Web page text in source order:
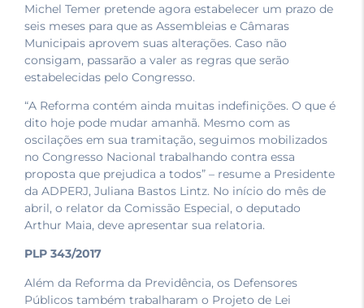
Michel Temer pretende agora estabelecer um prazo de
seis meses para que as Assembleias e Câmaras
Municipais aprovem suas alterações. Caso não
consigam, passarão a valer as regras que serão
estabelecidas pelo Congresso.
“A Reforma contém ainda muitas indefinições. O que é
dito hoje pode mudar amanhã. Mesmo com as
oscilações em sua tramitação, seguimos mobilizados
no Congresso Nacional trabalhando contra essa
proposta que prejudica a todos” – resume a Presidente
da ADPERJ, Juliana Bastos Lintz. No início do mês de
abril, o relator da Comissão Especial, o deputado
Arthur Maia, deve apresentar sua relatoria.
PLP 343/2017
Além da Reforma da Previdência, os Defensores
Públicos também trabalharam o Projeto de Lei